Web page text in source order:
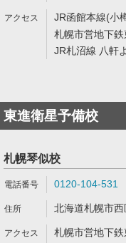
JR函館本線(小
札幌市営地下
JR札沼線 八軒
東進衛星予備校
札幌琴似校
0120-104-531
北海道札幌市
札幌市営地下